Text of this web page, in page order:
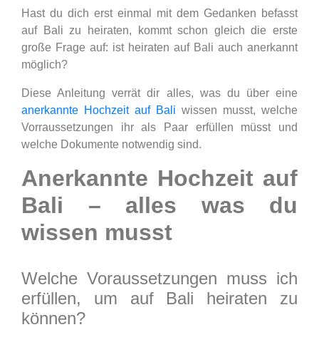
Hast du dich erst einmal mit dem Gedanken befasst
auf Bali zu heiraten, kommt schon gleich die erste
große Frage auf: ist heiraten auf Bali auch anerkannt
möglich?
Diese Anleitung verrät dir alles, was du über eine
anerkannte Hochzeit auf Bali wissen musst, welche
Vorraussetzungen ihr als Paar erfüllen müsst und
welche Dokumente notwendig sind.
Anerkannte Hochzeit auf
Bali – alles was du
wissen musst
Welche Voraussetzungen muss ich
erfüllen, um auf Bali heiraten zu
können?